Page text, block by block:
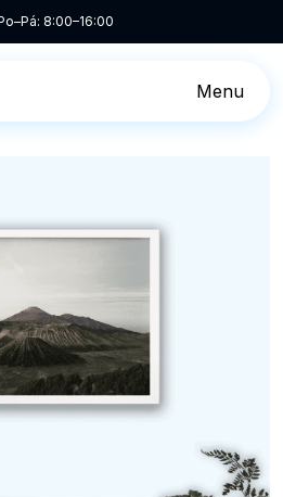
8:00–16:00
Menu